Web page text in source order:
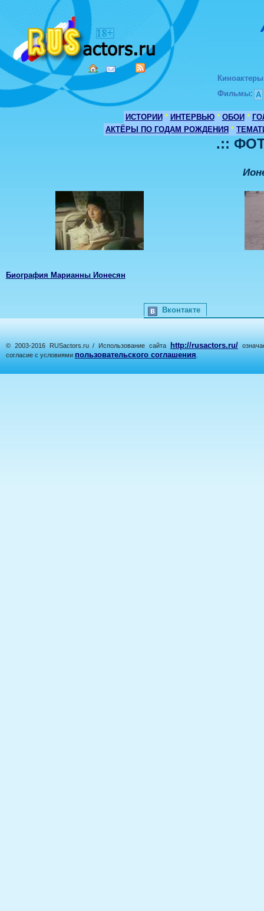
Киноактеры
Фильмы: А
ИСТОРИИ * ИНТЕРВЬЮ * ОБОИ *
АКТЁРЫ ПО ГОДАМ РОЖДЕНИЯ *
.::
Биография Марианны Ионесян
Вконтакте
© 2003-2016 RUSactors.ru / Использование сайта http://rusactors.ru/
согласие с условиями пользовательского соглашения